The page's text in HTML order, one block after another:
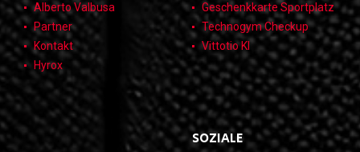
Alberto Valbusa
Partner
Kontakt
Hyrox
Geschenkkarte Sportplatz
Technogym Checkup
Vittotio KI
SOZIALE